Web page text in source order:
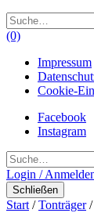
Suche
(0)
Impressum
Cookie-
Facebook
Instagram
Suche
Login /
Schließen
Start /Tonträger/